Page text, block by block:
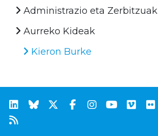
Administrazio eta Zerbitzuak
Aurreko Kideak
Kieron Burke